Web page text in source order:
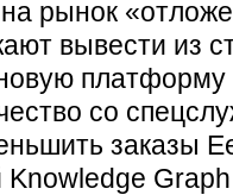
рынок
вывести из
со
заказы
Knowledge Graph